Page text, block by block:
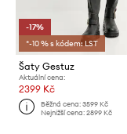
-17%
*-10 % s kódem: LST
Šaty Gestuz
Aktuální cena:
2399 Kč
Běžná cena:3599 Kč
Nejnižší cena:2899 Kč